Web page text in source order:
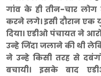
गांव के ही तीन-चार
करने लगे। इसी दौरान एक
दिया। एडीओ पंचायत ने
उन्हे जिंदा जलाने की थी
ने उन्हे किसी तरह से
बचायी। इसके बाद